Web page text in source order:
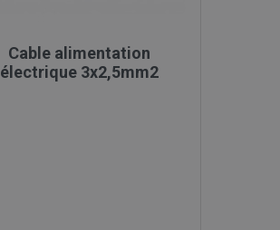
Cable alimentation
électrique 3x2,5mm2